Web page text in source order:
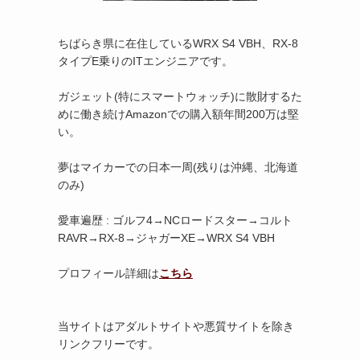
ちばらき県に在住しているWRX S4 VBH、RX-8
タイプE乗りのITエンジニアです。
ガジェット(特にスマートウォッチ)に散財するた
めに働き続けAmazonでの購入額年間200万は堅
い。
夢はマイカーでの日本一周(残りは沖縄、北海道
のみ)
愛車遍歴 : ゴルフ4→NCロードスター→コルト
RAVR→RX-8→ジャガーXE→WRX S4 VBH
プロフィール詳細はこちら
当サイトはアダルトサイトや悪質サイトを除き
リンクフリーです。